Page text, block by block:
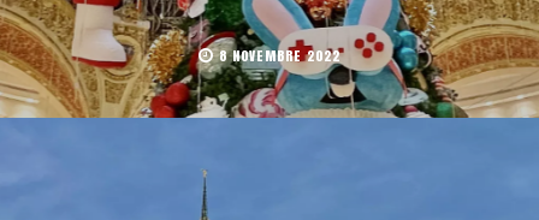
8 NOVEMBRE 2022